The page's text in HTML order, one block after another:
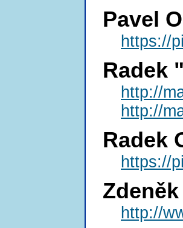
Pavel
https://
Radek
http://
http://
Radek
https://
http://